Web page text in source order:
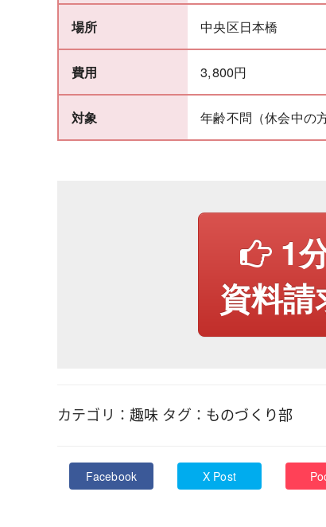
場所 中央区日本橋
費用 3,800円
対象 年齢不問（休会中の
1
資料
カテゴリ： 趣味 タグ： ものづくり部
Facebook X Post